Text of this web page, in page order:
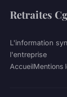
Retraites
L'information
l'entreprise
AccueilMentions